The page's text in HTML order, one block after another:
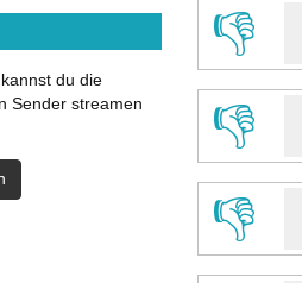
👎
👎
👎
du die
Sender streamen